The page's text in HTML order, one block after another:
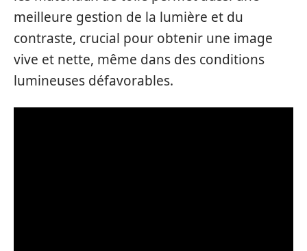
meilleure gestion de la lumière et du
contraste, crucial pour obtenir une image
vive et nette, même dans des conditions
lumineuses défavorables.